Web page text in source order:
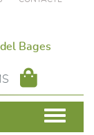
Bages